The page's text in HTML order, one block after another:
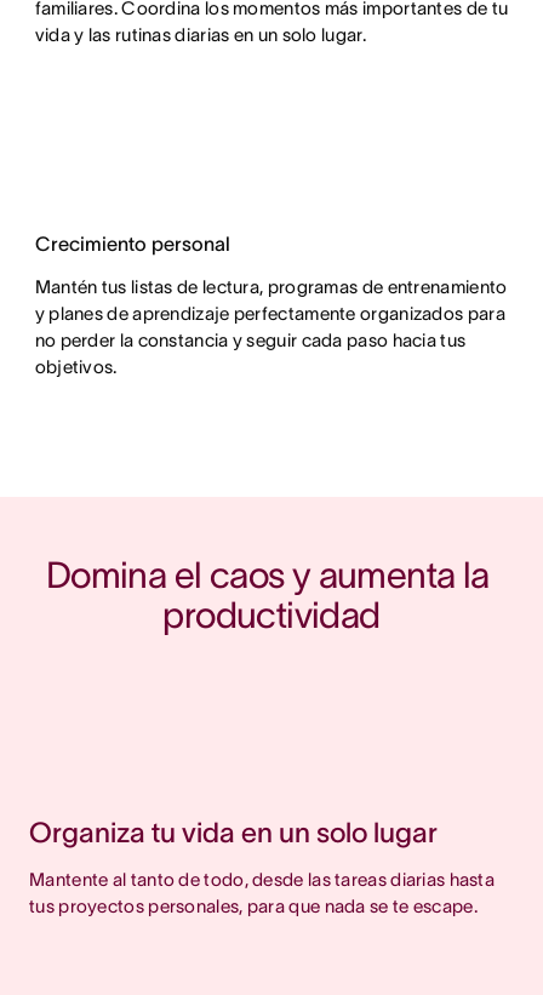
familiares. Coordina los momentos más importantes de tu
vida y las rutinas diarias en un solo lugar.
Crecimiento personal
Mantén tus listas de lectura, programas de entrenamiento
y planes de aprendizaje perfectamente organizados para
no perder la constancia y seguir cada paso hacia tus
objetivos.
Domina el caos y aumenta la
productividad
Organiza tu vida en un solo lugar
Mantente al tanto de todo, desde las tareas diarias hasta
tus proyectos personales, para que nada se te escape.